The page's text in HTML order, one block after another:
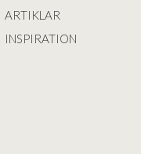
ARTIKLAR
INSPIRATION